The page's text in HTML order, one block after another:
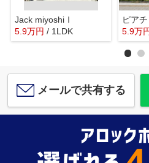
Jack miyoshiⅠ
5.9万円 / 1LDK
ピア
5.9万
メールで共有する